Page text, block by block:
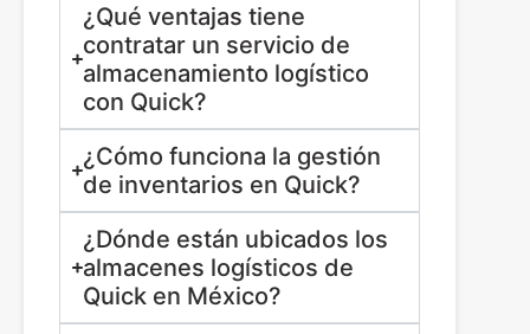
¿Qué ventajas tiene
contratar un servicio de
almacenamiento logístico
con Quick?
¿Cómo funciona la gestión
de inventarios en Quick?
¿Dónde están ubicados los
almacenes logísticos de
Quick en México?